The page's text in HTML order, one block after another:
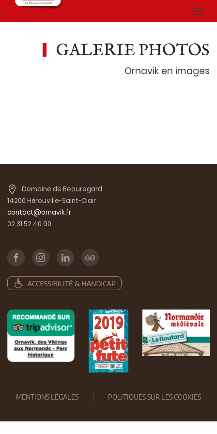
GALERIE PHOTOS
Ornavik en images
Domaine de Beauregard
14200 Hérouville-Saint-Clair
contact@ornavik.fr
02 31 52 40 90
MENTIONS LÉGALES POLITIQUES SUR LES COOKIES